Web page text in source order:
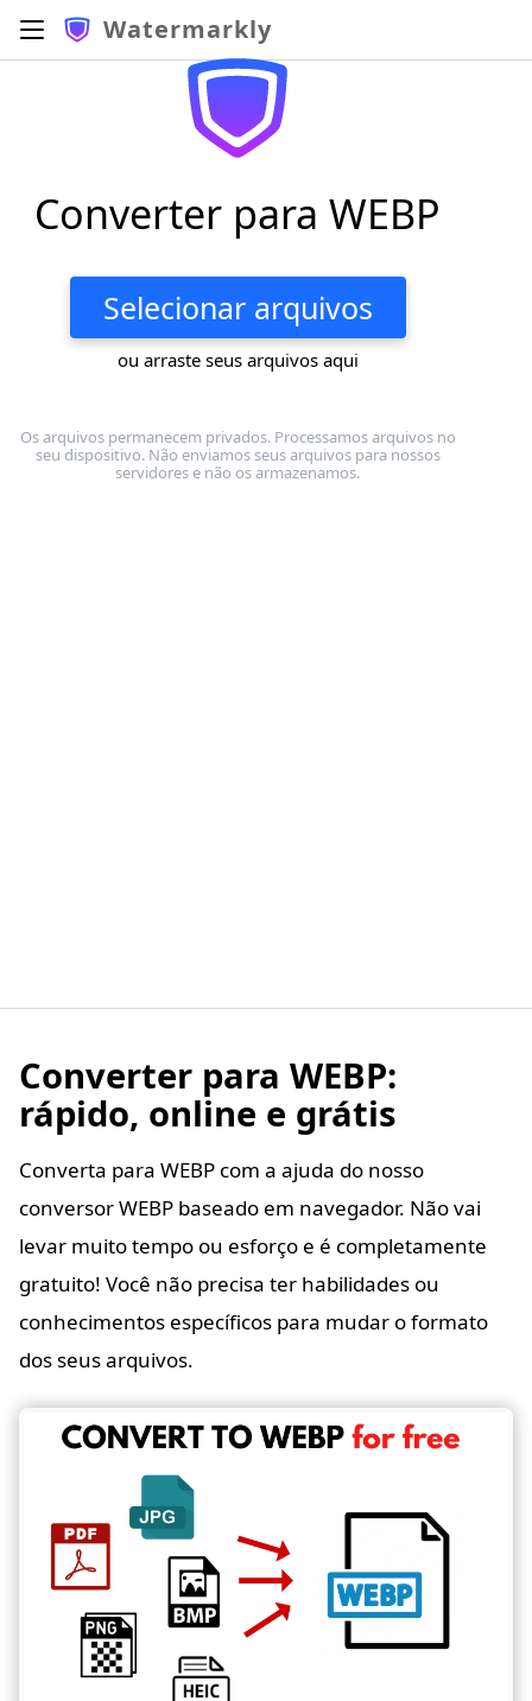
Watermarkly
Converter para WEBP
Selecionar arquivos
ou arraste seus arquivos aqui
Os arquivos permanecem privados. Processamos arquivos no
seu dispositivo. Não enviamos seus arquivos para nossos
servidores e não os armazenamos.
Converter para WEBP:
rápido, online e grátis
Converta para WEBP com a ajuda do nosso
conversor WEBP baseado em navegador. Não vai
levar muito tempo ou esforço e é completamente
gratuito! Você não precisa ter habilidades ou
conhecimentos específicos para mudar o formato
dos seus arquivos.